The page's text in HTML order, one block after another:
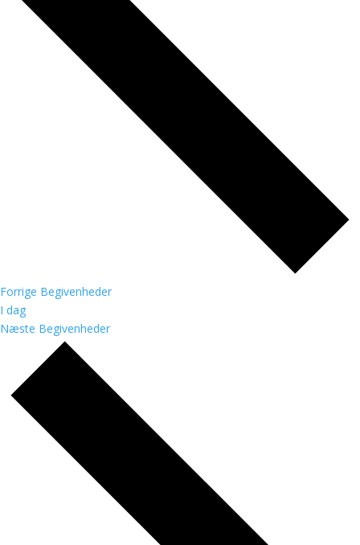
Forrige Begivenheder
I dag
Næste Begivenheder